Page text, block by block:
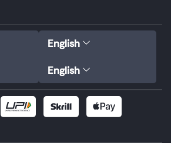
English
English